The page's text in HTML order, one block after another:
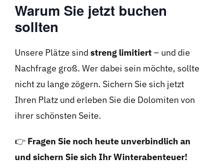
Warum Sie jetzt buchen
sollten
Unsere Plätze sind streng limitiert– und die
Nachfrage groß. Wer dabei sein möchte, sollte
nicht zu lange zögern. Sichern Sie sich jetzt
Ihren Platz und erleben Sie die Dolomiten von
ihrer schönsten Seite.
👉 Fragen Sie noch heute unverbindlich an
und sichern Sie sich Ihr Winterabenteuer!